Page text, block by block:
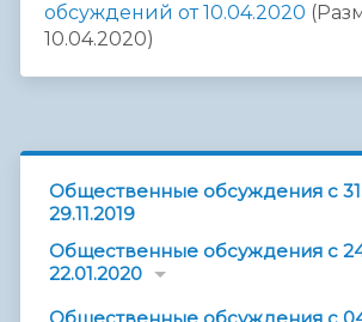
обсуждений от 10.04.2020
10.04.2020)
Общественные обсуждения с
29.11.2019
Общественные обсуждения с
22.01.2020